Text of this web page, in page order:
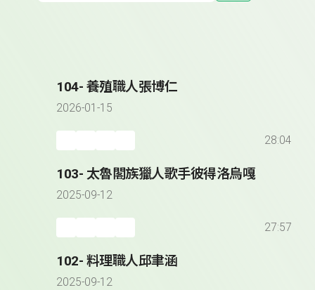
104- 養殖職人張博仁
2026-01-15
28:04
103- 太魯閣族獵人歌手彼得洛烏嘎
2025-09-12
27:57
102- 料理職人邱聿涵
2025-09-12